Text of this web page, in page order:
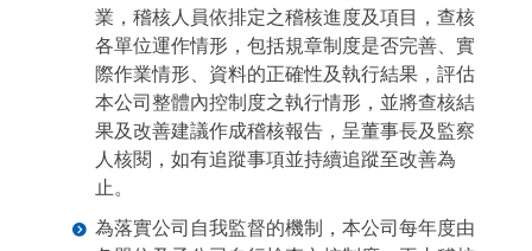
業，稽核人員依排定之稽核進度及項目，查核
各單位運作情形，包括規章制度是否完善、實
際作業情形、資料的正確性及執行結果，評估
本公司整體內控制度之執行情形，並將查核結
果及改善建議作成稽核報告，呈董事長及監察
人核閱，如有追蹤事項並持續追蹤至改善為
止。
為落實公司自我監督的機制，本公司每年度由